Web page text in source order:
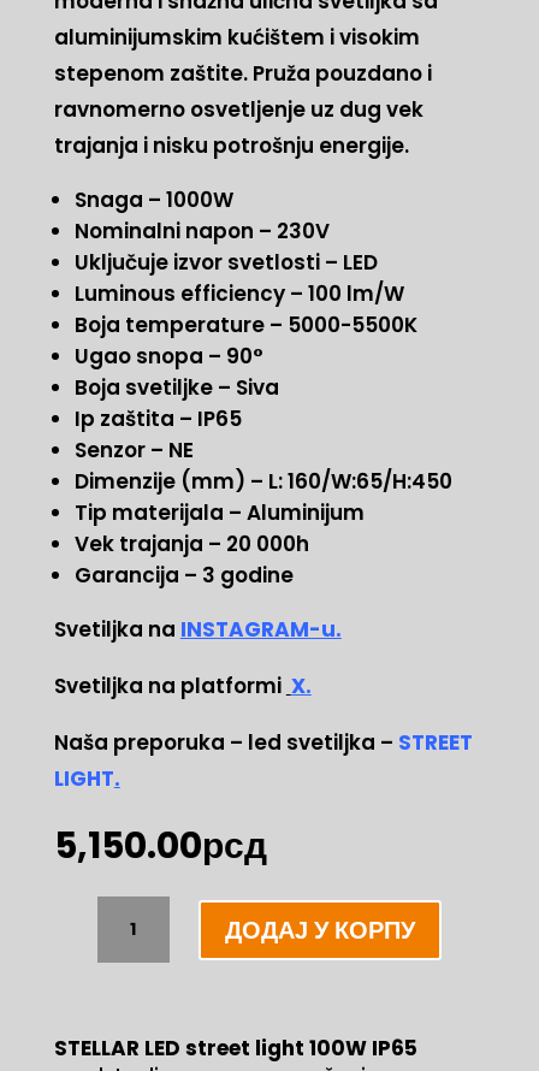
aluminijumskim kućištem i visokim
stepenom zaštite. Pruža pouzdano i
ravnomerno osvetljenje uz dug vek
trajanja i nisku potrošnju energije.
Snaga – 1000W
Nominalni napon – 230V
Uključuje izvor svetlosti – LED
Luminous efficiency – 100 lm/W
Boja temperature – 5000-5500K
Ugao snopa – 90°
Boja svetiljke – Siva
Ip zaštita – IP65
Senzor – NE
Dimenzije (mm) – L: 160/W:65/H:450
Tip materijala – Aluminijum
Vek trajanja – 20 000h
Garancija – 3 godine
Svetiljka na INSTAGRAM-u.
Svetiljka na platformi X.
Naša preporuka – led svetiljka – STREET
LIGHT.
5,150.00рсд
street
IP65
ДОДАЈ У КОРПУ
STELLAR LED street light 100W IP65